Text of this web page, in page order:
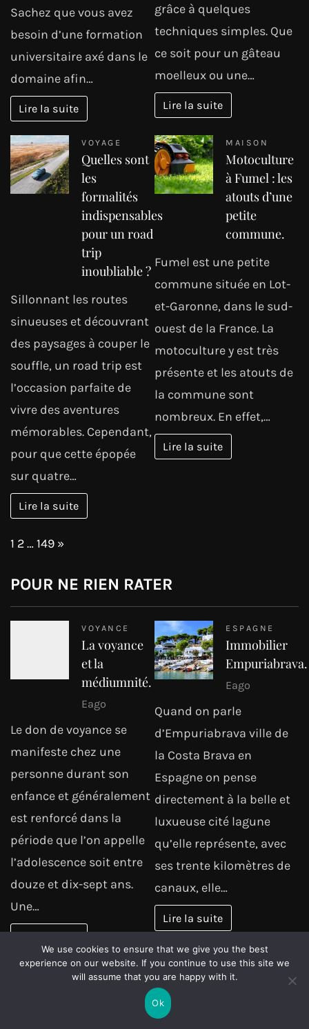
Sachez que vous avez
besoin d’une formation
universitaire axé dans le
domaine afin…
Lire la suite
grâce à quelques
techniques simples. Que
ce soit pour un gâteau
moelleux ou une…
Lire la suite
VOYAGE
Quelles sont
les
formalités
indispensables
pour un road
trip
inoubliable ?
Sillonnant les routes
sinueuses et découvrant
des paysages à couper le
souffle, un road trip est
l’occasion parfaite de
vivre des aventures
mémorables. Cependant,
pour que cette épopée
sur quatre…
Lire la suite
MAISON
Motoculture
à Fumel : les
atouts d’une
petite
commune.
Fumel est une petite
commune située en Lot-
et-Garonne, dans le sud-
ouest de la France. La
motoculture y est très
présente et les atouts de
la commune sont
nombreux. En effet,…
Lire la suite
Page:
1 2…149 Next
»
POUR NE RIEN RATER
VOYANCE
La voyance
et la
médiumnité.
Eago
Le don de voyance se
manifeste chez une
personne durant son
enfance et généralement
est renforcé dans la
période que l’on appelle
l’adolescence soit entre
douze et dix-sept ans.
Une…
ESPAGNE
Immobilier
Empuriabrava.
Eago
Quand on parle
d’Empuriabrava ville de
la Costa Brava en
Espagne on pense
directement à la belle et
luxueuse cité lagune
qu’elle représente, avec
ses trente kilomètres de
canaux, elle…
Lire la suite
Apprendre le
piano est une
We use cookies to ensure that we give you the best
experience on our website. If you continue to use this site we
will assume that you are happy with it.
Ok